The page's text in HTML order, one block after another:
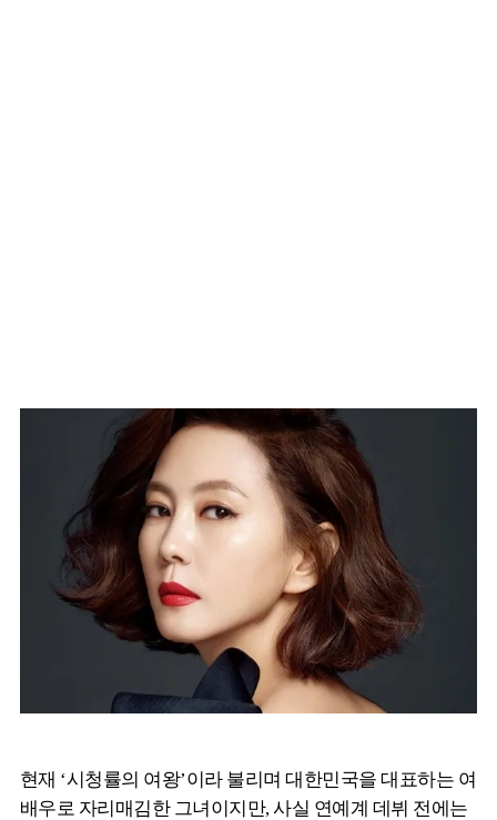
현재 ‘시청률의 여왕’이라 불리며 대한민국을 대표하는 여
배우로 자리매김한 그녀이지만, 사실 연예계 데뷔 전에는